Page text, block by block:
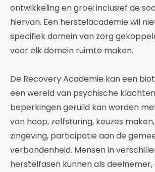
ontwikkeling en groei inclusief de
hiervan. Een herstelacademie wil
specifiek domein van zorg
voor elk domein ruimte maken.
De Recovery Academie kan een
een wereld van psychische
beperkingen geruild kan worden
van hoop, zelfsturing, keuzes
zingeving, participatie aan de
verbondenheid. Mensen in
herstelfasen kunnen als deelnemer,